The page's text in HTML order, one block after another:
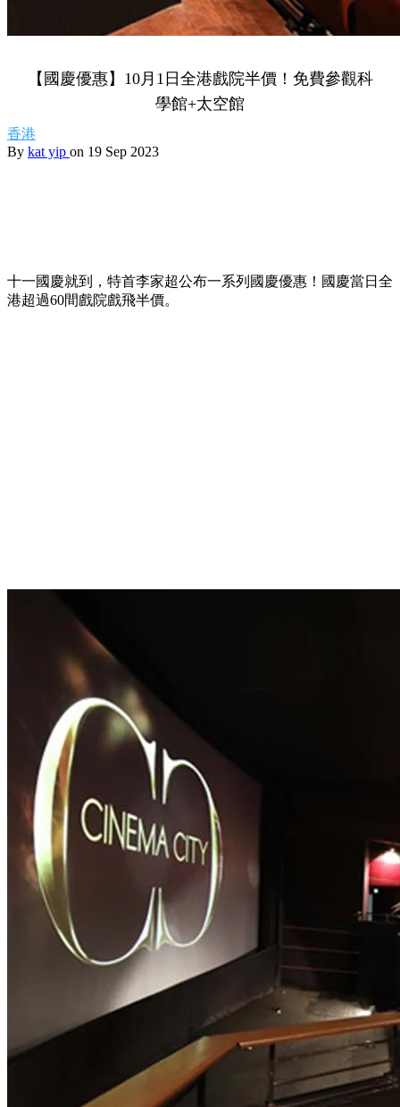
【國慶優惠】10月1日全港戲院半價！免費參觀科
學館+太空館
香港
By kat yip on 19 Sep 2023
十一國慶就到，特首李家超公布一系列國慶優惠！國慶當日全
港超過60間戲院戲飛半價。